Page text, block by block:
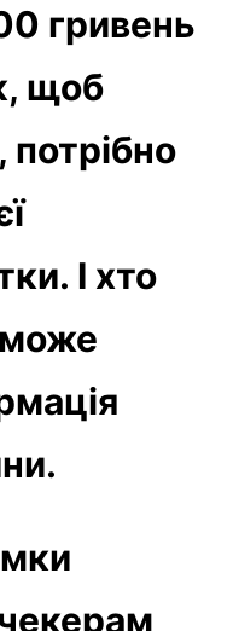
гривень
щоб
І хто
може